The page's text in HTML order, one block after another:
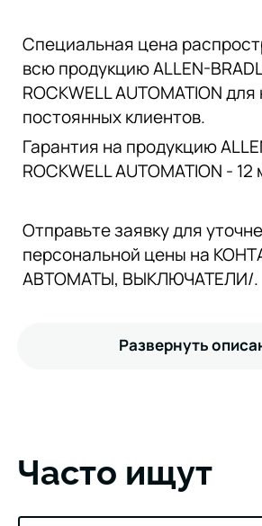
Специальная цена
всю продукцию ALLEN-
ROCKWELL AUTOMATION
постоянных клиентов.
Гарантия на продукцию
ROCKWELL AUTOMATION -
Отправьте заявку для
персональной цены на
АВТОМАТЫ, ВЫКЛЮЧАТЕЛИ/.
Развернуть
Часто ищут